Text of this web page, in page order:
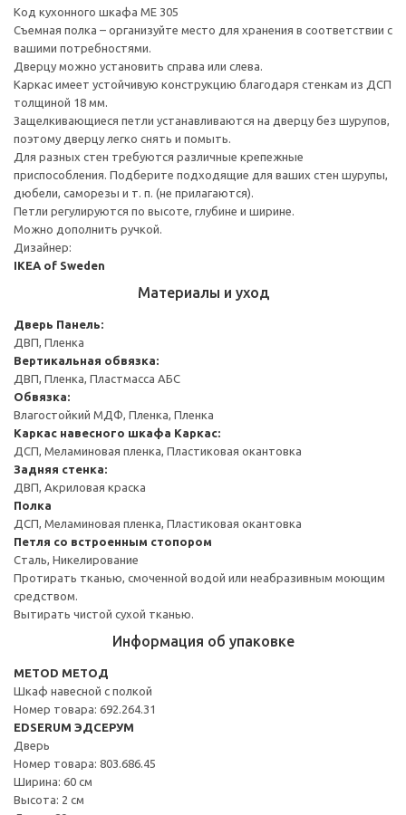
Код кухонного шкафа ME 305
Съемная полка – организуйте место для хранения в соответствии с
вашими потребностями.
Дверцу можно установить справа или слева.
Каркас имеет устойчивую конструкцию благодаря стенкам из ДСП
толщиной 18 мм.
Защелкивающиеся петли устанавливаются на дверцу без шурупов,
поэтому дверцу легко снять и помыть.
Для разных стен требуются различные крепежные
приспособления. Подберите подходящие для ваших стен шурупы,
дюбели, саморезы и т. п. (не прилагаются).
Петли регулируются по высоте, глубине и ширине.
Можно дополнить ручкой.
Дизайнер:
IKEA of Sweden
Материалы и уход
Дверь Панель:
ДВП, Пленка
Вертикальная обвязка:
ДВП, Пленка, Пластмасса АБС
Обвязка:
Влагостойкий МДФ, Пленка, Пленка
Каркас навесного шкафа Каркас:
ДСП, Меламиновая пленка, Пластиковая окантовка
Задняя стенка:
ДВП, Акриловая краска
Полка
ДСП, Меламиновая пленка, Пластиковая окантовка
Петля со встроенным стопором
Сталь, Никелирование
Протирать тканью, смоченной водой или неабразивным моющим
средством.
Вытирать чистой сухой тканью.
Информация об упаковке
METOD МЕТОД
Шкаф навесной с полкой
Номер товара: 692.264.31
EDSERUM ЭДСЕРУМ
Дверь
Номер товара: 803.686.45
Ширина: 60 см
Высота: 2 см